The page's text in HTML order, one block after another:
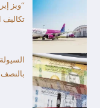
“ويز
تكاليف
بالنصف